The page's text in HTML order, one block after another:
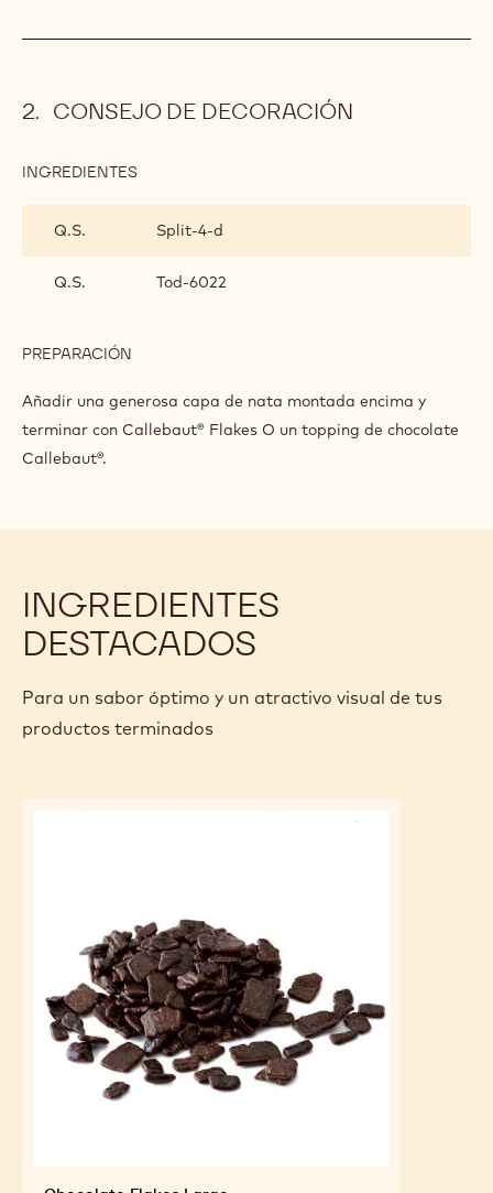
CONSEJO DE DECORACIÓN
INGREDIENTES
DECORACIÓN
Q.S. Split-4-d
Q.S. Tod-6022
PREPARACIÓN
DE
DECORACIÓN
Añadir una generosa capa de nata montada encima y
terminar con Callebaut® Flakes O un topping de chocolate
Callebaut®.
INGREDIENTES
DESTACADOS
Para un sabor óptimo y un atractivo visual de tus
productos terminados